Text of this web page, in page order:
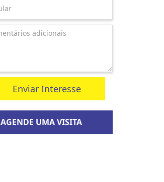
Enviar Interesse
AGENDE UMA VISITA